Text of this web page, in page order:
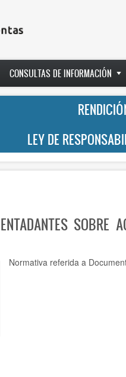
CONSULTAS DE INFORMACIÓN
LEY DE
SOBRE
Normativa referida a